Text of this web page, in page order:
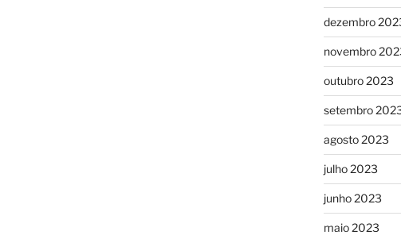
dezembro
novembro
outubro 2023
setembro
agosto 2023
julho 2023
junho 2023
maio 2023